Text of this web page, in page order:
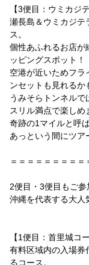
【3便目：ウミカジ
瀬長島＆ウミカジテ
ス。
個性あふれるお店が
ッピングスポット！
空港が近いためフ
ンセットも見れるか
うみそらトンネル
スリル満点で楽しめ
奇跡の1マイルと呼
あっという間にツア
＝＝＝＝＝＝＝＝＝
2便目・3便目もご参
沖縄を代表する大人
【1便目：首里城コー
有料区域内の入場券
るコース。